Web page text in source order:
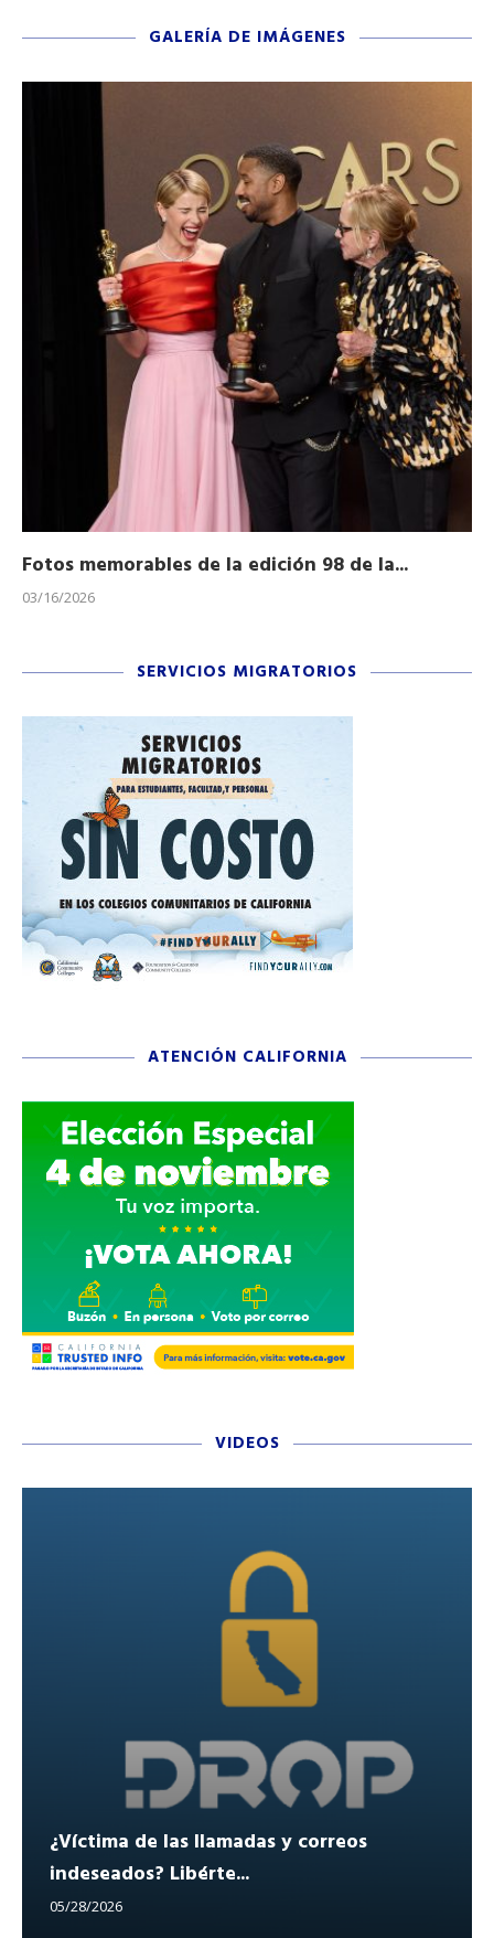
GALERÍA DE IMÁGENES
Fotos memorables de la edición 98 de la...
03/16/2026
SERVICIOS MIGRATORIOS
ATENCIÓN CALIFORNIA
VIDEOS
¿Víctima de las llamadas y correos
indeseados? Libérte...
05/28/2026